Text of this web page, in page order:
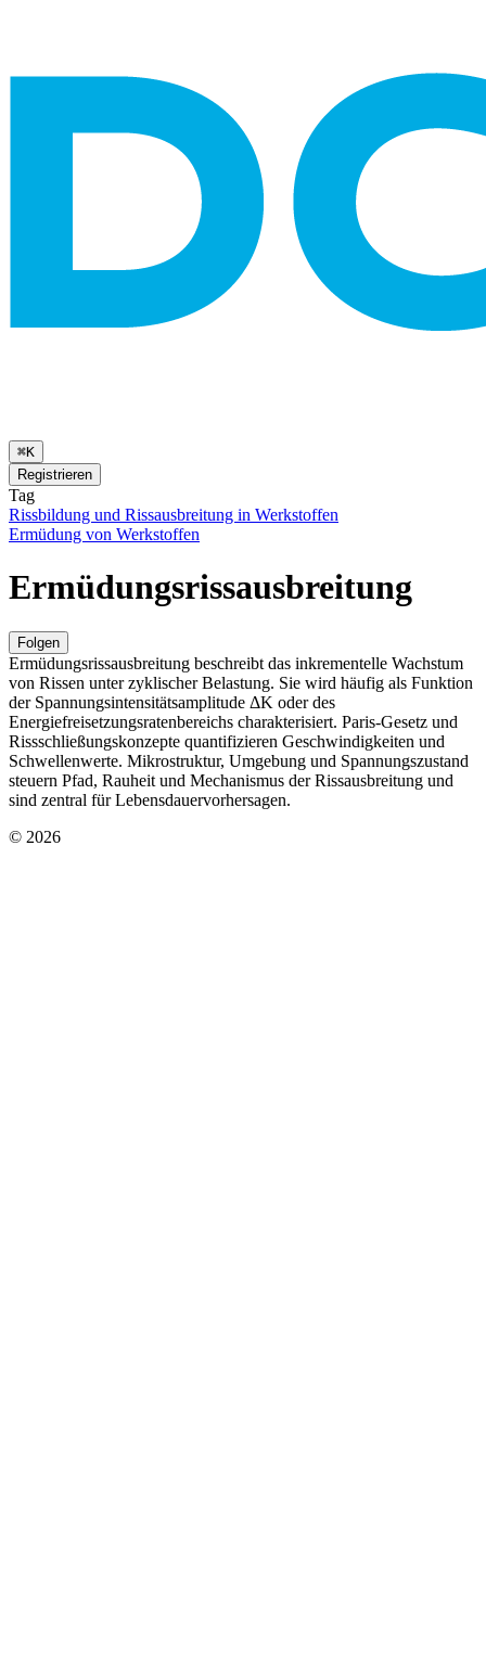
⌘K
Registrieren
Tag
Rissbildung und Rissausbreitung in Werkstoffen
Ermüdung von Werkstoffen
Ermüdungsrissausbreitung
Folgen
Ermüdungsrissausbreitung beschreibt das inkrementelle Wachstum
von Rissen unter zyklischer Belastung. Sie wird häufig als Funktion
der Spannungsintensitätsamplitude ΔK oder des
Energiefreisetzungsratenbereichs charakterisiert. Paris-Gesetz und
Rissschließungskonzepte quantifizieren Geschwindigkeiten und
Schwellenwerte. Mikrostruktur, Umgebung und Spannungszustand
steuern Pfad, Rauheit und Mechanismus der Rissausbreitung und
sind zentral für Lebensdauervorhersagen.
© 2026